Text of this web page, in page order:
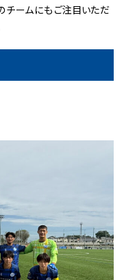
チームにもご注目いただ